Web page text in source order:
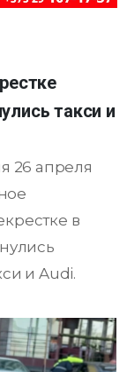
такси и
26 апреля
в
и Audi.